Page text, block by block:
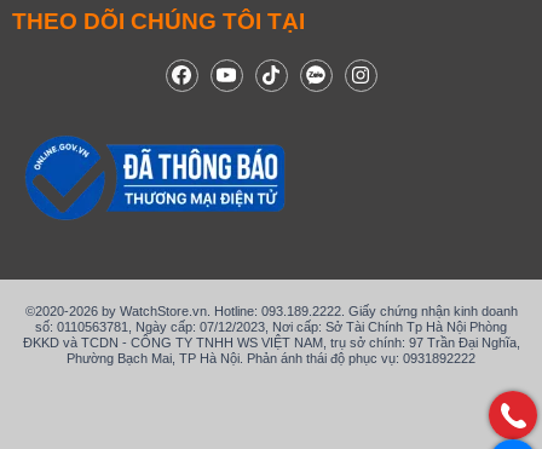
THEO DÕI CHÚNG TÔI TẠI
©2020-2026 by WatchStore.vn. Hotline: 093.189.2222. Giấy chứng nhận kinh doanh
số: 0110563781, Ngày cấp: 07/12/2023, Nơi cấp: Sở Tài Chính Tp Hà Nội Phòng
ĐKKD và TCDN - CÔNG TY TNHH WS VIỆT NAM, trụ sở chính: 97 Trần Đại Nghĩa,
Phường Bạch Mai, TP Hà Nội. Phản ánh thái độ phục vụ: 0931892222